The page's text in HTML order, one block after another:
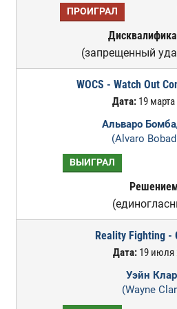
ПРОИГРАЛ
(запрещенный
WOCS - Watch Out
Дата:19 марта
Альваро
(Alvaro
ВЫИГРАЛ
Reality Fighting -
Дата:19 июля
Уэйн
(Wayne